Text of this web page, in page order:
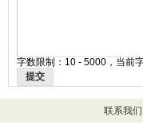
字数限制：10 - 5000，当前字
提交
联系我们